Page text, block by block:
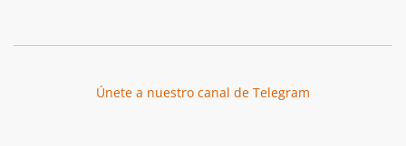
Únete a nuestro canal de Telegram